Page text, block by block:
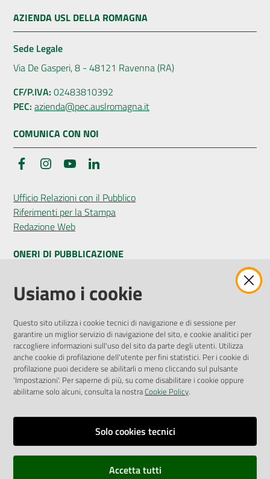
AZIENDA USL DELLA ROMAGNA
Sede Legale
Via De Gasperi, 8 - 48121 Ravenna (RA)
CF/P.IVA: 02483810392
PEC: azienda@pec.auslromagna.it
COMUNICA CON NOI
FacebookInstagramYouTube
Ufficio Relazioni con il Pubblico
Riferimenti per la Stampa
Redazione Web
ONERI DI PUBBLICAZIONE
Amministrazione Trasparente
Pubblicità legale
Privacy Policy
Attuazione Misure PNRR
Liste di Attesa
ENTI, IMPRESE E PARTNER
Fatturazione Elettronica
Richiesta Patrocinio
Usiamo i cookie
Questo sito utilizza i cookie tecnici di navigazione e di sessione per
garantire un miglior servizio di navigazione del sito, e cookie analitici per
raccogliere informazioni sull'uso del sito da parte degli utenti. Utilizza
anche cookie di profilazione dell'utente per fini statistici. Per i cookie di
profilazione puoi decidere se abilitarli o meno cliccando sul pulsante
'Impostazioni'. Per saperne di più, su come disabilitare i cookie oppure
abilitarne solo alcuni, consulta la nostraCookie Policy.
Solo cookies tecnici
Accetta tutti